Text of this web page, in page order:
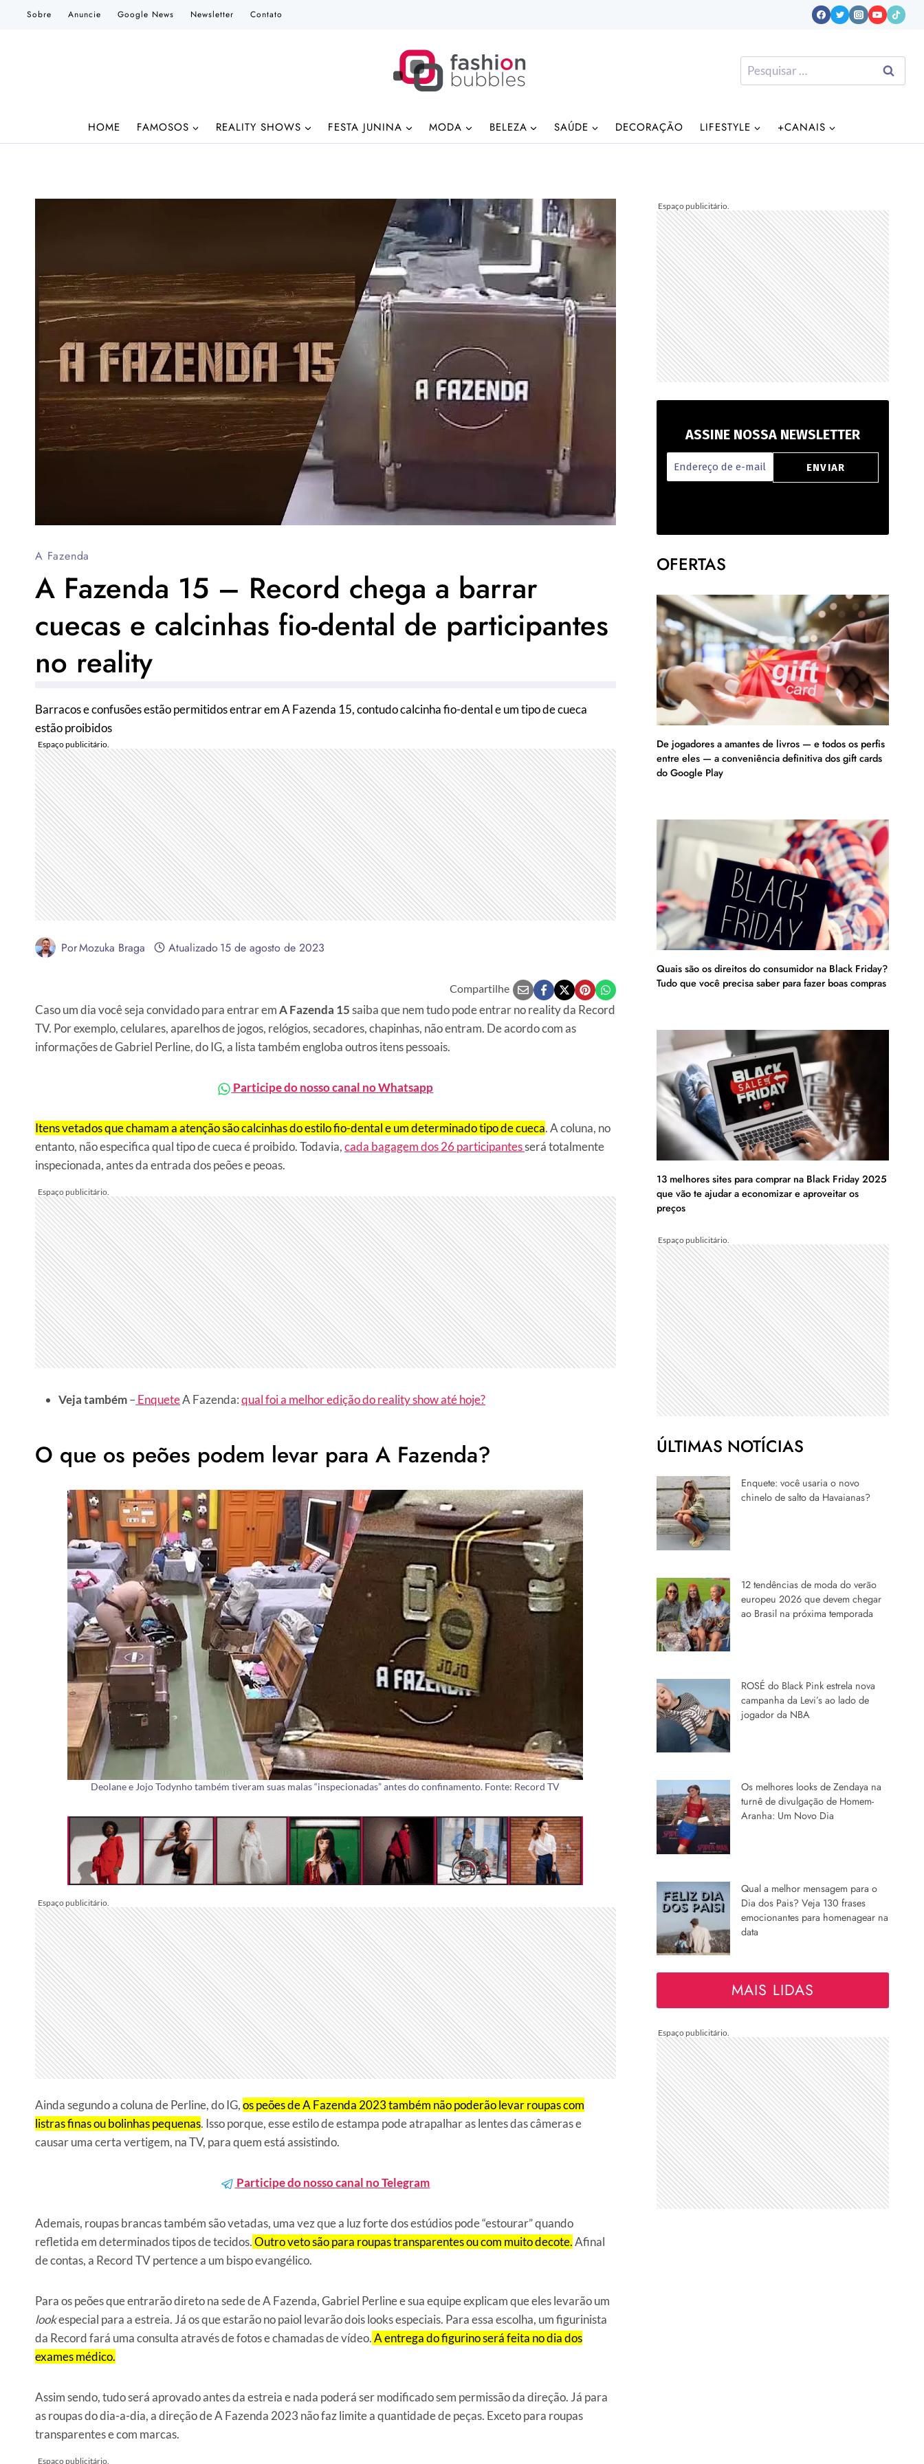
Sobre Anuncie Google News Newsletter Contato
Pesquisar
por:
HOME FAMOSOS REALITY SHOWS FESTA JUNINA MODA BELEZA SAÚDE DECORAÇÃO LIFESTYLE +CANAIS
A Fazenda
A Fazenda 15 – Record chega a barrar
cuecas e calcinhas fio-dental de participantes
no reality
Barracos e confusões estão permitidos entrar em A Fazenda 15, contudo calcinha fio-dental e um tipo de cueca
estão proibidos
PorMozuka Braga Atualizado15 de agosto de 2023
Compartilhe
Caso um dia você seja convidado para entrar emA Fazenda 15saiba que nem tudo pode entrar no reality da Record
TV. Por exemplo, celulares, aparelhos de jogos, relógios, secadores, chapinhas, não entram. De acordo com as
informações de Gabriel Perline, do IG, a lista também engloba outros itens pessoais.
Participe do nosso canal no Whatsapp
Itens vetados que chamam a atenção são calcinhas do estilo fio-dental e um determinado tipo de cueca. A coluna, no
entanto, não especifica qual tipo de cueca é proibido. Todavia,cada bagagem dos 26 participantesserá totalmente
inspecionada, antes da entrada dos peões e peoas.
Veja também– EnqueteA Fazenda:qual foi a melhor edição do reality show até hoje?
O que os peões podem levar para A Fazenda?
Deolane e Jojo Todynho também tiveram suas malas “inspecionadas” antes do confinamento. Fonte: Record TV
Ainda segundo a coluna de Perline, do IG,os peões de A Fazenda 2023 também não poderão levar roupas com
listras finas ou bolinhas pequenas. Isso porque, esse estilo de estampa pode atrapalhar as lentes das câmeras e
causar uma certa vertigem, na TV, para quem está assistindo.
Participe do nosso canal no Telegram
Ademais, roupas brancas também são vetadas, uma vez que a luz forte dos estúdios pode “estourar” quando
refletida em determinados tipos de tecidos.Outro veto são para roupas transparentes ou com muito decote.Afinal
de contas, a Record TV pertence a um bispo evangélico.
Para os peões que entrarão direto na sede de A Fazenda, Gabriel Perline e sua equipe explicam que eles levarão um
lookespecial para a estreia. Já os que estarão no paiol levarão dois looks especiais. Para essa escolha, um figurinista
da Record fará uma consulta através de fotos e chamadas de vídeo.A entrega do figurino será feita no dia dos
exames médico.
Assim sendo, tudo será aprovado antes da estreia e nada poderá ser modificado sem permissão da direção. Já para
as roupas do dia-a-dia, a direção de A Fazenda 2023 não faz limite a quantidade de peças. Exceto para roupas
transparentes e com marcas.
ASSINE NOSSA NEWSLETTER
OFERTAS
De jogadores a amantes de livros — e todos os perfis
entre eles — a conveniência definitiva dos gift cards
do Google Play
Quais são os direitos do consumidor na Black Friday?
Tudo que você precisa saber para fazer boas compras
13 melhores sites para comprar na Black Friday 2025
que vão te ajudar a economizar e aproveitar os
preços
ÚLTIMAS NOTÍCIAS
Enquete: você usaria o novo
chinelo de salto da Havaianas?
12 tendências de moda do verão
europeu 2026 que devem chegar
ao Brasil na próxima temporada
ROSÉ do Black Pink estrela nova
campanha da Levi’s ao lado de
jogador da NBA
Os melhores looks de Zendaya na
turnê de divulgação de Homem-
Aranha: Um Novo Dia
Qual a melhor mensagem para o
Dia dos Pais? Veja 130 frases
emocionantes para homenagear na
data
MAIS LIDAS